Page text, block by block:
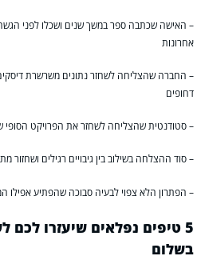
– האישה שכתבה ספר במשך שנים ושכלו לפני
אחרונות
– החברה שהצליחה לשחזר נתונים משרשרת דיסקים
דחופים
– סטודנטית שהצליחה לשחזר את הפרויקט הסופי
– סוד ההצלחה בשילוב בין גיבויים רגילים ושחזור
– הפתרון הלא צפוי לבעיה סבוכה שהפתיע אפילו
5 טיפים נפלאים שיעזרו
בשלום